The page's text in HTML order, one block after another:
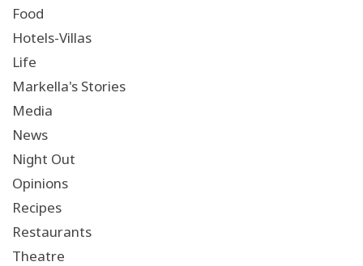
Food
Hotels-Villas
Life
Markella's Stories
Media
News
Night Out
Opinions
Recipes
Restaurants
Theatre